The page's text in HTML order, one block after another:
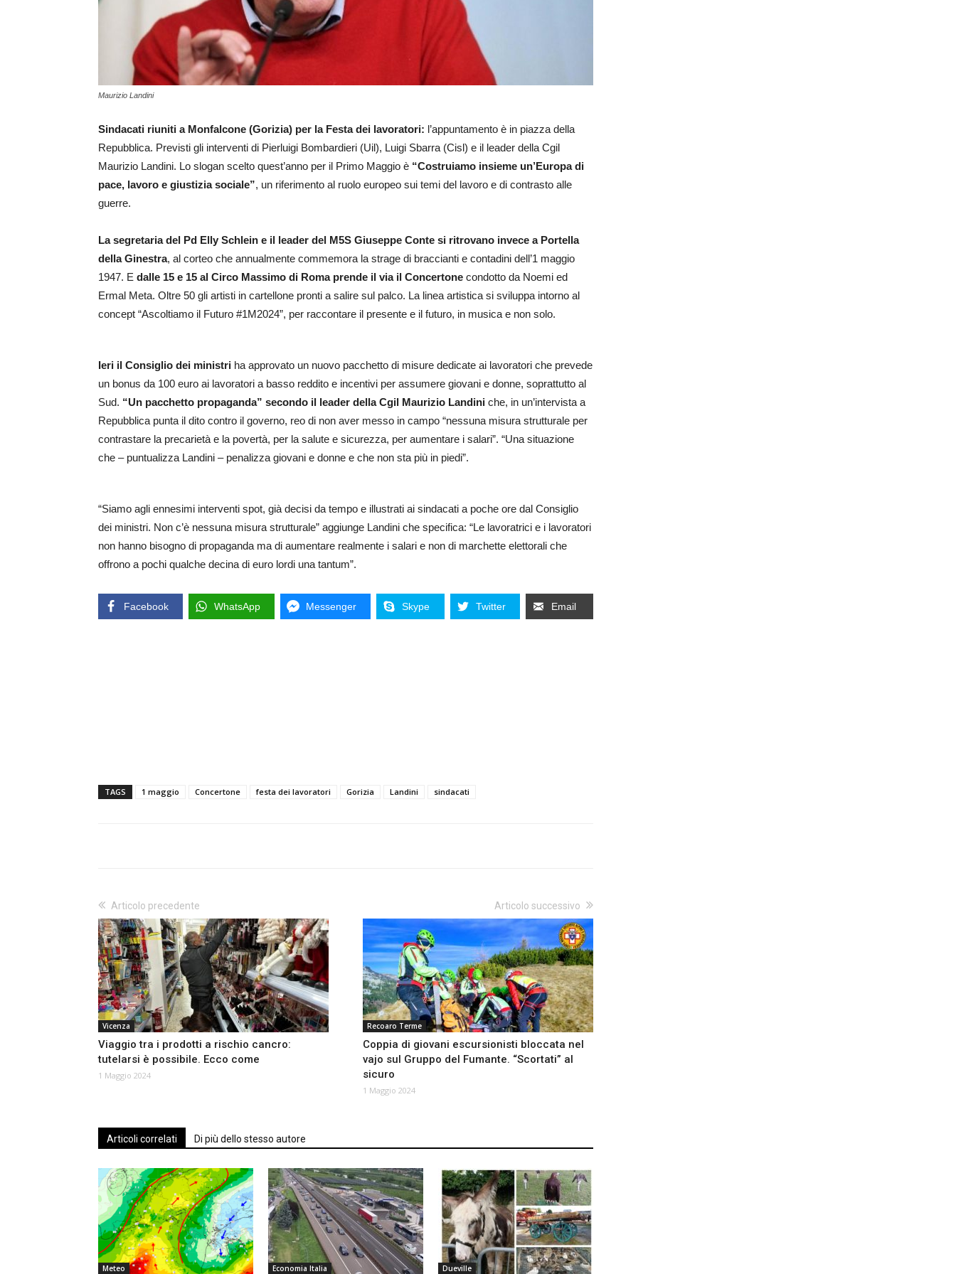
Maurizio Landini
Sindacati riuniti a Monfalcone (Gorizia) per la Festa dei lavoratori: l’appuntamento è in piazza della
Repubblica. Previsti gli interventi di Pierluigi Bombardieri (Uil), Luigi Sbarra (Cisl) e il leader della Cgil
Maurizio Landini. Lo slogan scelto quest’anno per il Primo Maggio è “Costruiamo insieme un’Europa di
pace, lavoro e giustizia sociale”, un riferimento al ruolo europeo sui temi del lavoro e di contrasto alle
guerre.
La segretaria del Pd Elly Schlein e il leader del M5S Giuseppe Conte si ritrovano invece a Portella
della Ginestra, al corteo che annualmente commemora la strage di braccianti e contadini dell’1 maggio
1947. E dalle 15 e 15 al Circo Massimo di Roma prende il via il Concertone condotto da Noemi ed
Ermal Meta. Oltre 50 gli artisti in cartellone pronti a salire sul palco. La linea artistica si sviluppa intorno al
concept “Ascoltiamo il Futuro #1M2024”, per raccontare il presente e il futuro, in musica e non solo.
Ieri il Consiglio dei ministri ha approvato un nuovo pacchetto di misure dedicate ai lavoratori che prevede
un bonus da 100 euro ai lavoratori a basso reddito e incentivi per assumere giovani e donne, soprattutto al
Sud. “Un pacchetto propaganda” secondo il leader della Cgil Maurizio Landini che, in un’intervista a
Repubblica punta il dito contro il governo, reo di non aver messo in campo “nessuna misura strutturale per
contrastare la precarietà e la povertà, per la salute e sicurezza, per aumentare i salari”. “Una situazione
che – puntualizza Landini – penalizza giovani e donne e che non sta più in piedi”.
“Siamo agli ennesimi interventi spot, già decisi da tempo e illustrati ai sindacati a poche ore dal Consiglio
dei ministri. Non c’è nessuna misura strutturale” aggiunge Landini che specifica: “Le lavoratrici e i lavoratori
non hanno bisogno di propaganda ma di aumentare realmente i salari e non di marchette elettorali che
offrono a pochi qualche decina di euro lordi una tantum”.
Facebook WhatsApp Messenger Skype Twitter Email
TAGS 1 maggio Concertone festa dei lavoratori Gorizia Landini sindacati
Articolo precedente
Vicenza
Viaggio tra i prodotti a rischio cancro:
tutelarsi è possibile. Ecco come
1 Maggio 2024
Articolo successivo
Recoaro Terme
Coppia di giovani escursionisti bloccata nel
vajo sul Gruppo del Fumante. “Scortati” al
sicuro
1 Maggio 2024
Articoli correlati Di più dello stesso autore
Meteo Economia Italia Dueville